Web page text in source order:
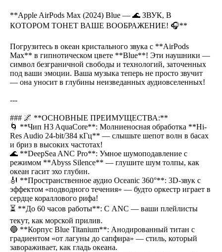
**Apple AirPods Max (2024) Blue — 🌊 ЗВУК, В
КОТОРОМ ТОНЕТ ВАШЕ ВООБРАЖЕНИЕ! 🎧**
Погрузитесь в океан кристального звука с **AirPods
Max** в гипнотическом цвете **Blue**! Эти наушники —
символ безграничной свободы и технологий, заточенных
под ваши эмоции. Ваша музыка теперь не просто звучит
— она уносит в глубины неизведанных аудиовселенных!
---
### 🌌 **ОСНОВНЫЕ ПРЕИМУЩЕСТВА:**
🌀 **Чип H3 AquaCore**: Молниеносная обработка **Hi-
Res Audio 24-bit/384 кГц** — слышьте шепот волн в басах
и бриз в высоких частотах!
🌊 **DeepSea ANC Pro**: Умное шумоподавление с
режимом **Abyss Silence** — глушите шум толпы, как
океан гасит эхо глубин.
🎻 **Пространственное аудио Oceanic 360°**: 3D-звук с
эффектом «подводного течения» — будто оркестр играет в
сердце кораллового рифа!
⏳ **До 60 часов работы**: С ANC — ваши плейлисты
текут, как морской прилив.
🔵 **Корпус Blue Titanium**: Анодированный титан с
градиентом «от лагуны до сапфира» — стиль, который
завораживает, как гладь океана.